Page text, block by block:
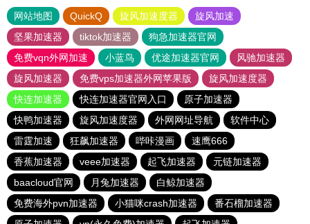
网站地图 QuickQ 旋风加速度器
旋风加速
坚果加速器
tiktok加速器
狗急加速器官网
免费vqn外网加速
小蓝鸟 优途加速器官网
风驰加速器
旋风加速器
免费vps加速器外网苹果版
旋风加速度器
快连加速器
快连加速器官网入口
原子加速器
快鸭加速器
旋风加速度器 外网网址导航
软件中心
雷霆加速
狂飙加速器 哔咔漫画
速鹰666
香蕉加速器
veee加速器 起飞加速器
元链加速器
baacloud官网
月兔加速器
白鲸加速器
免费海外pvn加速器
小猫咪crash加速器
番石榴加速器